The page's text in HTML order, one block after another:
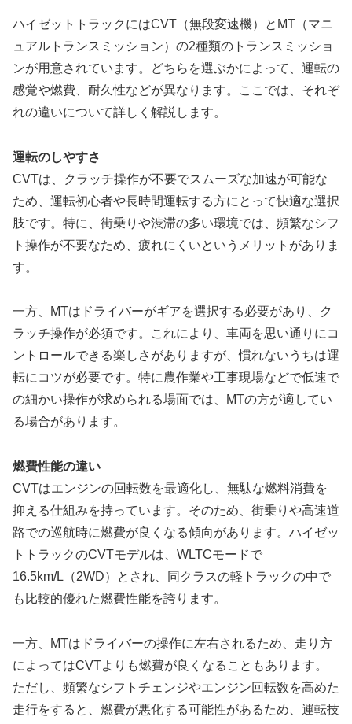
ハイゼットトラックにはCVT（無段変速機）とMT（マニ
ュアルトランスミッション）の2種類のトランスミッショ
ンが用意されています。どちらを選ぶかによって、運転の
感覚や燃費、耐久性などが異なります。ここでは、それぞ
れの違いについて詳しく解説します。
運転のしやすさ
CVTは、クラッチ操作が不要でスムーズな加速が可能な
ため、運転初心者や長時間運転する方にとって快適な選択
肢です。特に、街乗りや渋滞の多い環境では、頻繁なシフ
ト操作が不要なため、疲れにくいというメリットがありま
す。
一方、MTはドライバーがギアを選択する必要があり、ク
ラッチ操作が必須です。これにより、車両を思い通りにコ
ントロールできる楽しさがありますが、慣れないうちは運
転にコツが必要です。特に農作業や工事現場などで低速で
の細かい操作が求められる場面では、MTの方が適してい
る場合があります。
燃費性能の違い
CVTはエンジンの回転数を最適化し、無駄な燃料消費を
抑える仕組みを持っています。そのため、街乗りや高速道
路での巡航時に燃費が良くなる傾向があります。ハイゼッ
トトラックのCVTモデルは、WLTCモードで
16.5km/L（2WD）とされ、同クラスの軽トラックの中で
も比較的優れた燃費性能を誇ります。
一方、MTはドライバーの操作に左右されるため、走り方
によってはCVTよりも燃費が良くなることもあります。
ただし、頻繁なシフトチェンジやエンジン回転数を高めた
走行をすると、燃費が悪化する可能性があるため、運転技